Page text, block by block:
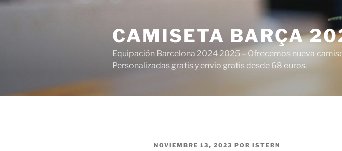
Saltar
CAMISETA BARÇA
Equipación Barcelona 2024 2025 – Ofrecemos nueva
Personalizadas gratis y envío gratis desde 68 euros.
PUBLICADO
NOVIEMBRE 13, 2023 POR ISTERN